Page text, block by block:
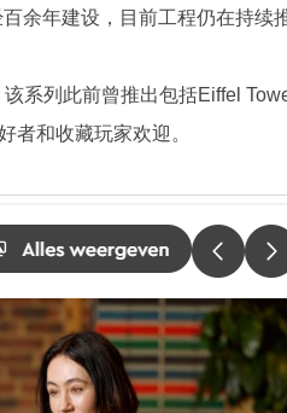
余年建设，目前工程仍在持续
系列此前曾推出包括Eiffel
者和收藏玩家欢迎。